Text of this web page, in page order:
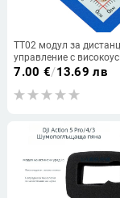
TT02 модул за
управление с
пружинна антена, 50 Ω,
7.00 €/13.69 лв